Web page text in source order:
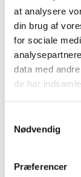
at analysere
din brug af
for sociale
data med
de har
Nødvendig
Præferencer